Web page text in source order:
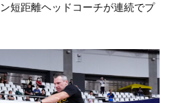
短距離ヘッドコーチが連続でプ